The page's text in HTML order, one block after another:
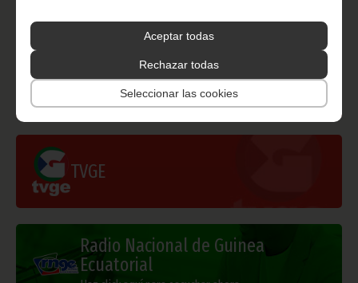
Aceptar todas
Rechazar todas
Seleccionar las cookies
Información de Guinea Ecuatorial
TVGE
Radio Nacional de Guinea
Ecuatorial